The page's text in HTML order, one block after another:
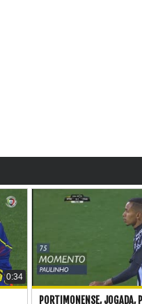
0:34
PORTIMONENSE, JOGADA,